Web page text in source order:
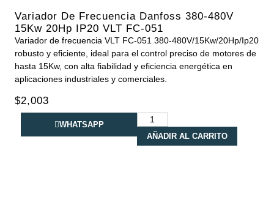
Variador De Frecuencia Danfoss 380-480V
15Kw 20Hp IP20 VLT FC-051
Variador de frecuencia VLT FC-051 380-480V/15Kw/20Hp/Ip20
robusto y eficiente, ideal para el control preciso de motores de
hasta 15Kw, con alta fiabilidad y eficiencia energética en
aplicaciones industriales y comerciales.
$2,003
WHATSAPP
AÑADIR AL CARRITO